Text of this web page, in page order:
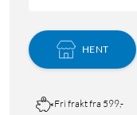
HENT
Fri frakt fra 599,-